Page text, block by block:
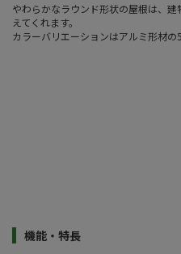
やわらかなラウンド形状の屋根は、
えてくれます。
カラーバリエーションはアルミ形材の
機能・特長